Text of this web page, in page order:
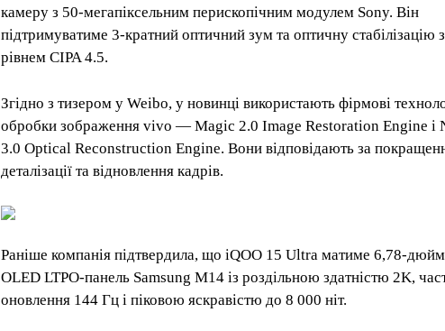
камеру з 50-мегапіксельним перископічним модулем Sony. Він
підтримуватиме 3-кратний оптичний зум та оптичну стабілізацію з
рівнем CIPA 4.5.
Згідно з тизером у Weibo, у новинці використають фірмові
обробки зображення vivo — Magic 2.0 Image Restoration Engine і
3.0 Optical Reconstruction Engine. Вони відповідають за
деталізації та відновлення кадрів.
Раніше компанія підтвердила, що iQOO 15 Ultra матиме 6,78-
OLED LTPO-панель Samsung M14 із роздільною здатністю 2K,
оновлення 144 Гц і піковою яскравістю до 8 000 ніт.